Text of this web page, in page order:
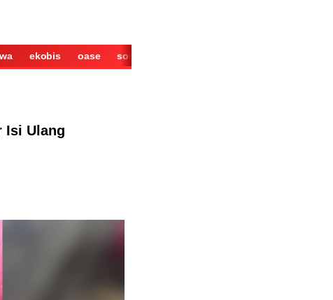
ekobis oase sosok
Isi Ulang